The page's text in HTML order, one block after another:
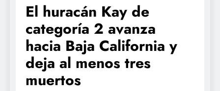
El huracán Kay de
categoría 2 avanza
hacia Baja California y
deja al menos tres
muertos